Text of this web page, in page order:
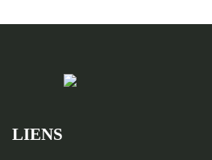
LIENS